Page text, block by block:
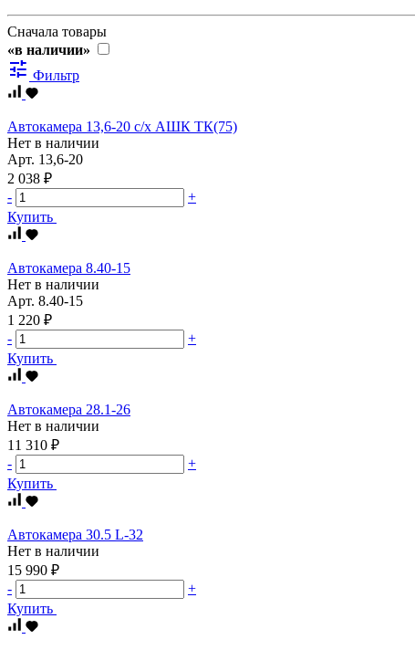
Сначала товары
«в наличии»
tune Фильтр
Автокамера 13,6-20 с/х АШК ТК(75)
Нет в наличии
Арт. 13,6-20
2 038 ₽
-
+
Купить
Автокамера 8.40-15
Нет в наличии
Арт. 8.40-15
1 220 ₽
-
+
Купить
Автокамера 28.1-26
Нет в наличии
11 310 ₽
-
+
Купить
Автокамера 30.5 L-32
Нет в наличии
15 990 ₽
-
+
Купить